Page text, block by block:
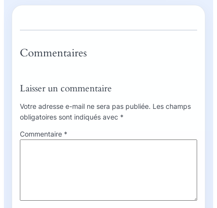
Commentaires
Laisser un commentaire
Votre adresse e-mail ne sera pas publiée. Les champs
obligatoires sont indiqués avec *
Commentaire *